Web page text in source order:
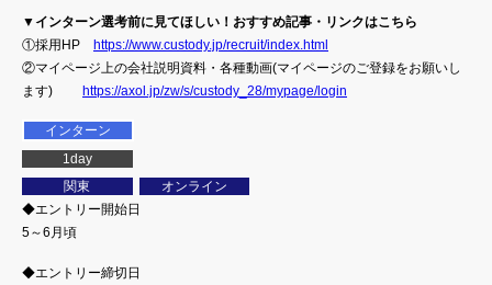
▼インターン選考前に見てほしい！おすすめ記事・リンクはこちら
①採用HP https://www.custody.jp/recruit/index.html
②マイページ上の会社説明資料・各種動画(マイページのご登録をお願いし
ます) https://axol.jp/zw/s/custody_28/mypage/login
インターン
1day
関東
オンライン
◆エントリー開始日
5～6月頃
◆エントリー締切日